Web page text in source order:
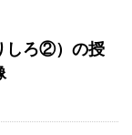
しろ②）の授